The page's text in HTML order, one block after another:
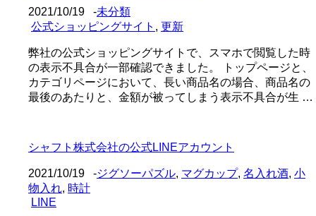
2021/10/19 -未分類
公式ショッピングサイト , 更新
弊社の公式ショッピングサイトで、スマホで閲覧した時
の表示不具合が一部確認できました。 トップページと、
カテゴリページにおいて、長い商品名の場合、商品名の
最後のあたりと、金額が被ってしまう表示不具合が生 …
シャフト株式会社の公式LINEアカウント
2021/10/19 -ジグソーパズル, マグカップ, 名入れ酒, 小
物入れ, 時計
LINE